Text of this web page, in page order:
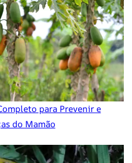
para Prevenir e
do Mamão